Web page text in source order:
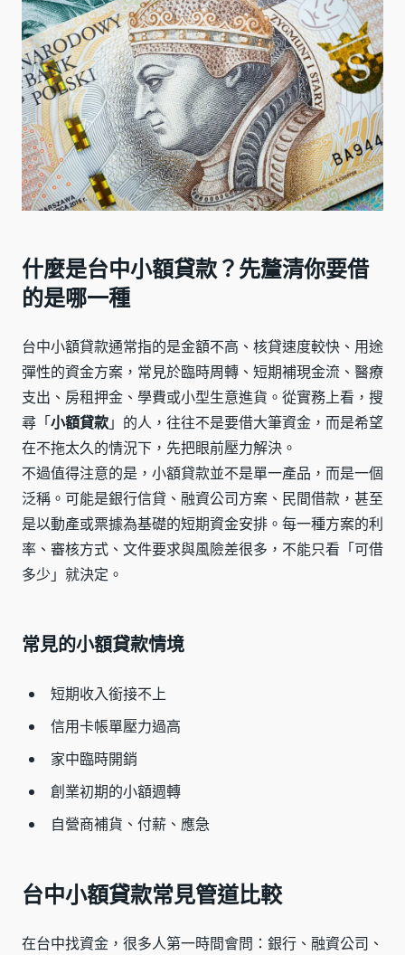
什麼是台中小額貸款？先釐清你要借
的是哪一種
台中小額貸款通常指的是金額不高、核貸速度較快、用途
彈性的資金方案，常見於臨時周轉、短期補現金流、醫療
支出、房租押金、學費或小型生意進貨。從實務上看，搜
尋「小額貸款」的人，往往不是要借大筆資金，而是希望
在不拖太久的情況下，先把眼前壓力解決。
不過值得注意的是，小額貸款並不是單一產品，而是一個
泛稱。可能是銀行信貸、融資公司方案、民間借款，甚至
是以動產或票據為基礎的短期資金安排。每一種方案的利
率、審核方式、文件要求與風險差很多，不能只看「可借
多少」就決定。
常見的小額貸款情境
短期收入銜接不上
信用卡帳單壓力過高
家中臨時開銷
創業初期的小額週轉
自營商補貨、付薪、應急
台中小額貸款常見管道比較
在台中找資金，很多人第一時間會問：銀行、融資公司、